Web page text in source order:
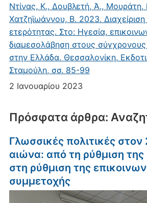
Ντίνας, Κ., Δουβλετή, Ά.,
Χατζηϊωάννου, Β. 2023.
ετερότητας. Στο: Ηγεσία,
διαμεσολάβηση στους
στην Ελλάδα. Θεσσαλονίκη.
Σταμούλη, σσ. 85-99
2 Ιανουαρίου 2023
Πρόσφατα άρθρα:
Γλωσσικές πολιτικές στον
αιώνα: από τη ρύθμιση
στη ρύθμιση της
συμμετοχής